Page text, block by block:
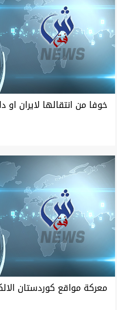
خوفا من انتقالها لايران
معركة مواقع كوردستان